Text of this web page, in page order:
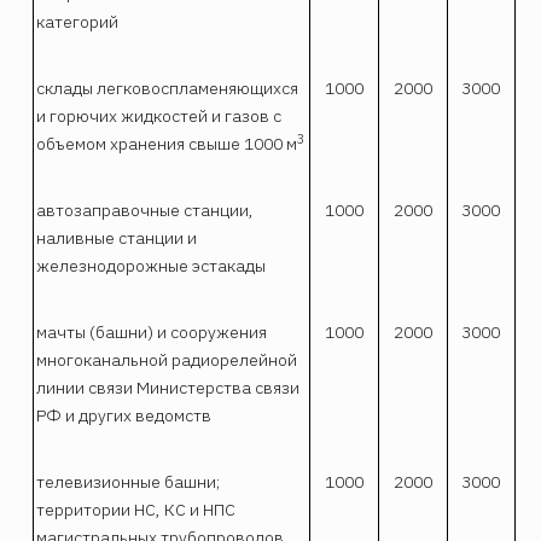
категорий
склады легковоспламеняющихся
и горючих жидкостей и газов с
объемом хранения свыше 1000 м3
1000 2000 3000
автозаправочные станции,
наливные станции и
железнодорожные эстакады
1000 2000 3000
мачты (башни) и сооружения
многоканальной радиорелейной
линии связи Министерства связи
РФ и других ведомств
1000 2000 3000
телевизионные башни;
территории НС, КС и НПС
1000 2000 3000